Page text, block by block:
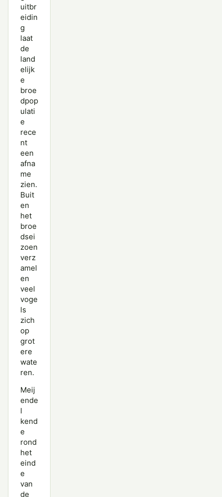
uitbr
eidin
g
laat
de
land
elijk
e
broe
dpop
ulati
e
rece
nt
een
afna
me
zien.
Buit
en
het
broe
dsei
zoen
verz
amel
en
veel
voge
ls
zich
op
grot
ere
wate
ren.
Meij
ende
l
kend
e
rond
het
eind
e
van
de